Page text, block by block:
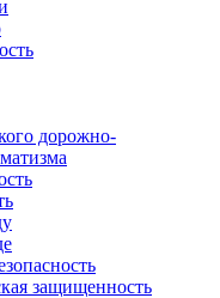
дорожно-
защищенность